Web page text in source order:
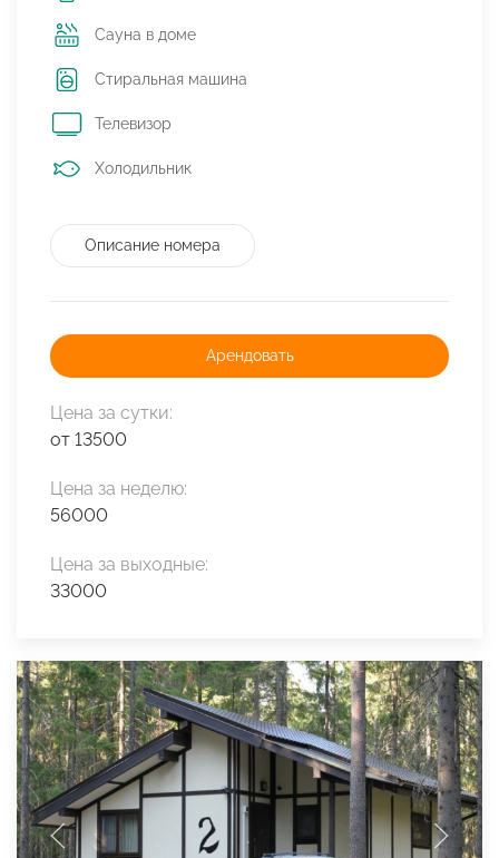
Сауна в доме
Стиральная машина
Телевизор
Холодильник
Описание номера
Арендовать
Цена за сутки:
от 13500
Цена за неделю:
56000
Цена за выходные:
33000